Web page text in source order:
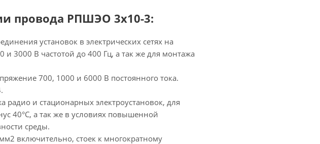
провода РПШЭО 3х10-3:
установок в электрических сетях на
3000 В частотой до 400 Гц, а так же для монтажа
700, 1000 и 6000 В постоянного тока.
радио и стационарных электроустановок, для
40°С, а так же в условиях повышенной
среды.
включительно, стоек к многократному